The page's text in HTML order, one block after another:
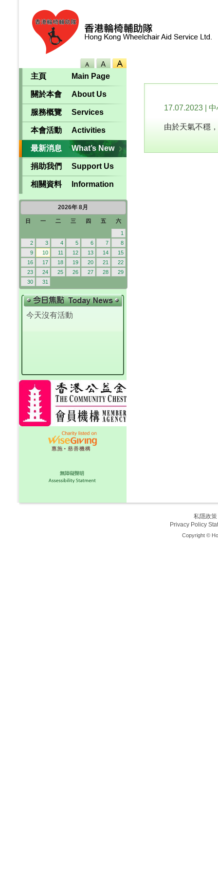
主頁 Main Page
關於本會 About Us
服務概覽 Services
本會活動 Activities
最新消息 What’s New
捐助我們 Support Us
相關資料 Information
2026年 8月
日 一 二 三 四 五 六
1
2
3 4 5 6 7
8
9
10 11 12 13 14
15
16
17 18 19 20 21
22
23
24 25 26 27 28
29
30
31
今天沒有活動
17.07.2023
由於天氣不穩
私隱政策
Privacy Policy
Copyright ©